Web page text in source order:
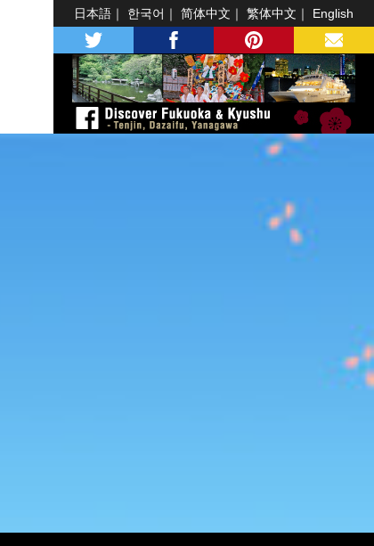
日本語 한국어 简体中文 繁体中文 English
twitter facebook pinterest MAIL